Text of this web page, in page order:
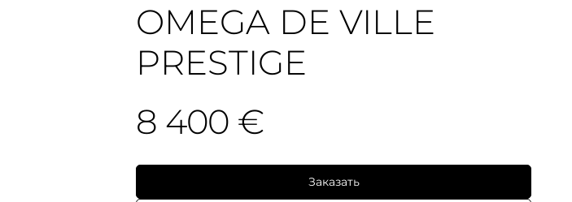
OMEGA DE VILLE
PRESTIGE
8 400 €
Заказать